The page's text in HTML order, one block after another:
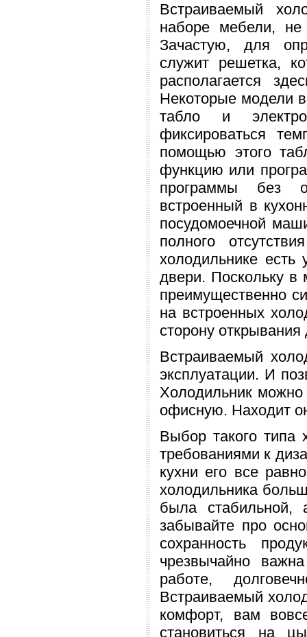
Встраиваемый
наборе мебели,
Зачастую, для
служит решетка,
располагается
Некоторые модели
табло и
фиксироваться
помощью этого
функцию или
программы без
встроенный в
посудомоечной
полного
холодильнике есть
двери. Поскольку в
преимущественно
на встроенных
сторону открывания
Встраиваемый
эксплуатации. И
Холодильник можно
офисную. Находит
Выбор такого типа
требованиями к
кухни его все
холодильника
была
забывайте про
сохранность
чрезвычайно
работе,
Встраиваемый
комфорт, вам
становиться на